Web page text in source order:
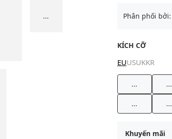
... Phân phối bởi:
KÍCH CỠ
EUUSUKKR
... ...
... ...
Khuyến mãi